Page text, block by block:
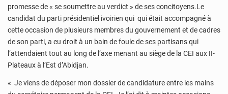
promesse de « se soumettre au verdict » de ses concitoyens.Le
candidat du parti présidentiel ivoirien qui qui était accompagné à
cette occasion de plusieurs membres du gouvernement et de cadres
de son parti, a eu droit à un bain de foule de ses partisans qui
l’attendaient tout au long de l’axe menant au siège de la CEI aux II-
Plateaux à l’Est d’Abidjan.
« Je viens de déposer mon dossier de candidature entre les mains